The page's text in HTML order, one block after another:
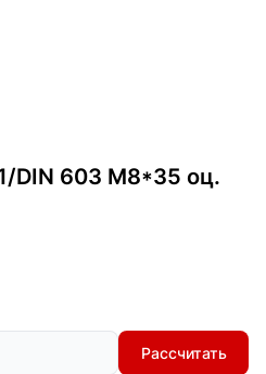
DIN 603 М8*35 оц.
Рассчитать